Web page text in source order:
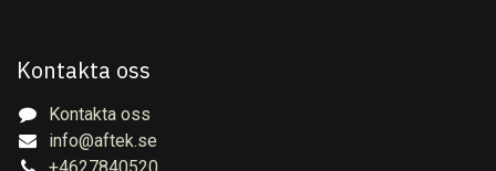
Kontakta oss
Kontakta oss
info@aftek.se